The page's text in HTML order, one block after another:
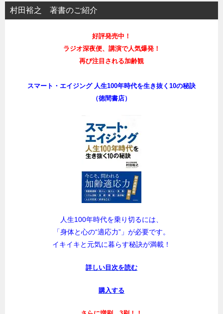
村田裕之 著書のご紹介
好評発売中！
ラジオ深夜便、講演で人気爆発！
再び注目される加齢観
スマート・エイジング 人生100年時代を生き抜く10の秘訣
（徳間書店）
人生100年時代を乗り切るには、
「身体と心の“適応力”」が必要です。
イキイキと元気に暮らす秘訣が満載！
詳しい目次を読む
購入する